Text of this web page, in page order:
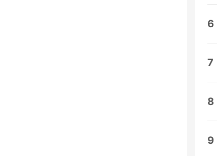
6
7
8
9